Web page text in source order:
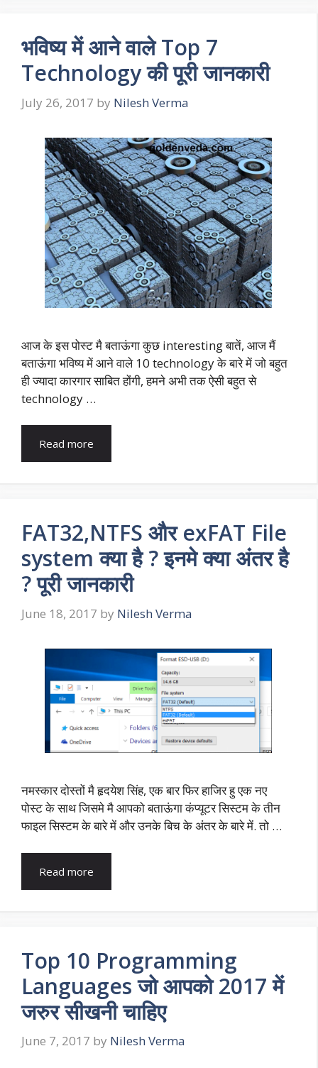
भविष्य में आने वाले Top 7
Technology की पूरी जानकारी
July 26, 2017 by Nilesh Verma
आज के इस पोस्ट मै बताऊंगा कुछ interesting बातें, आज मैं
बताऊंगा भविष्य में आने वाले 10 technology के बारे में जो बहुत
ही ज्यादा कारगार साबित होंगी, हमने अभी तक ऐसी बहुत से
technology …
Read more
FAT32,NTFS और exFAT File
system क्या है ? इनमे क्या अंतर है
? पूरी जानकारी
June 18, 2017 by Nilesh Verma
नमस्कार दोस्तों मै हृदयेश सिंह, एक बार फिर हाजिर हु एक नए
पोस्ट के साथ जिसमे मै आपको बताऊंगा कंप्यूटर सिस्टम के तीन
फाइल सिस्टम के बारे में और उनके बिच के अंतर के बारे में. तो …
Read more
Top 10 Programming
Languages जो आपको 2017 में
जरुर सीखनी चाहिए
June 7, 2017 by Nilesh Verma